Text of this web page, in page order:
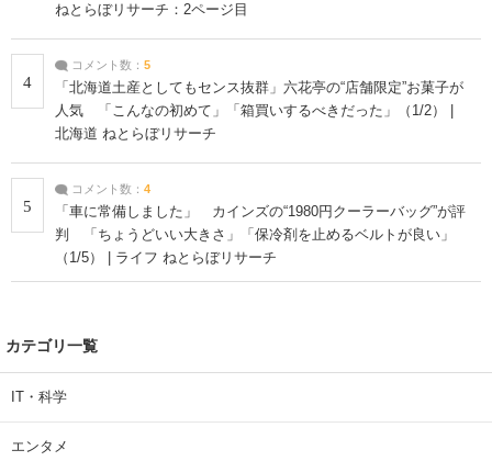
ねとらぼリサーチ：2ページ目
4
コメント数： 5
「北海道土産としてもセンス抜群」六花亭の“店舗限定”お菓子が
人気 「こんなの初めて」「箱買いするべきだった」（1/2） |
北海道 ねとらぼリサーチ
5
コメント数： 4
「車に常備しました」 カインズの“1980円クーラーバッグ”が評
判 「ちょうどいい大きさ」「保冷剤を止めるベルトが良い」
（1/5） | ライフ ねとらぼリサーチ
カテゴリ一覧
IT・科学
エンタメ